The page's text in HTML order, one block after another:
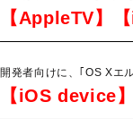
【AppleTV】
開発者向けに、｢OS Xエ
【iOS device